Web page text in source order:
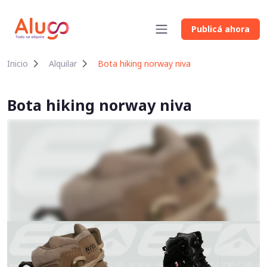
Publicá ahora
Inicio Alquilar Bota hiking norway niva
Bota hiking norway niva